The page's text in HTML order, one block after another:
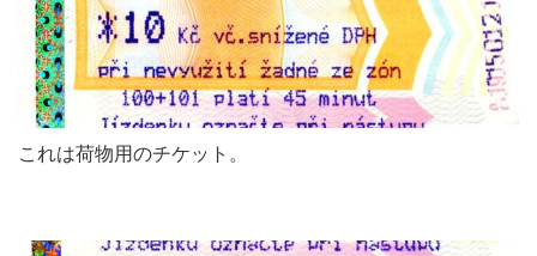
これは荷物用のチケット。